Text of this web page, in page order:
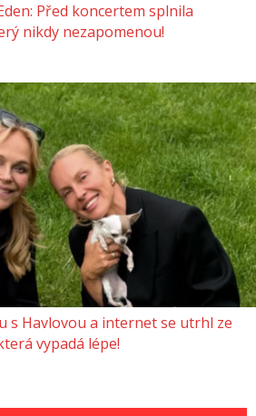
Před koncertem splnila
nikdy nezapomenou!
s Havlovou a internet se utrhl ze
vypadá lépe!